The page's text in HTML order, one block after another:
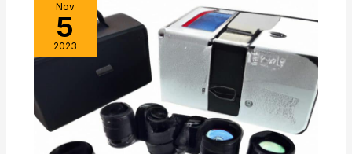
Nov
5
2023